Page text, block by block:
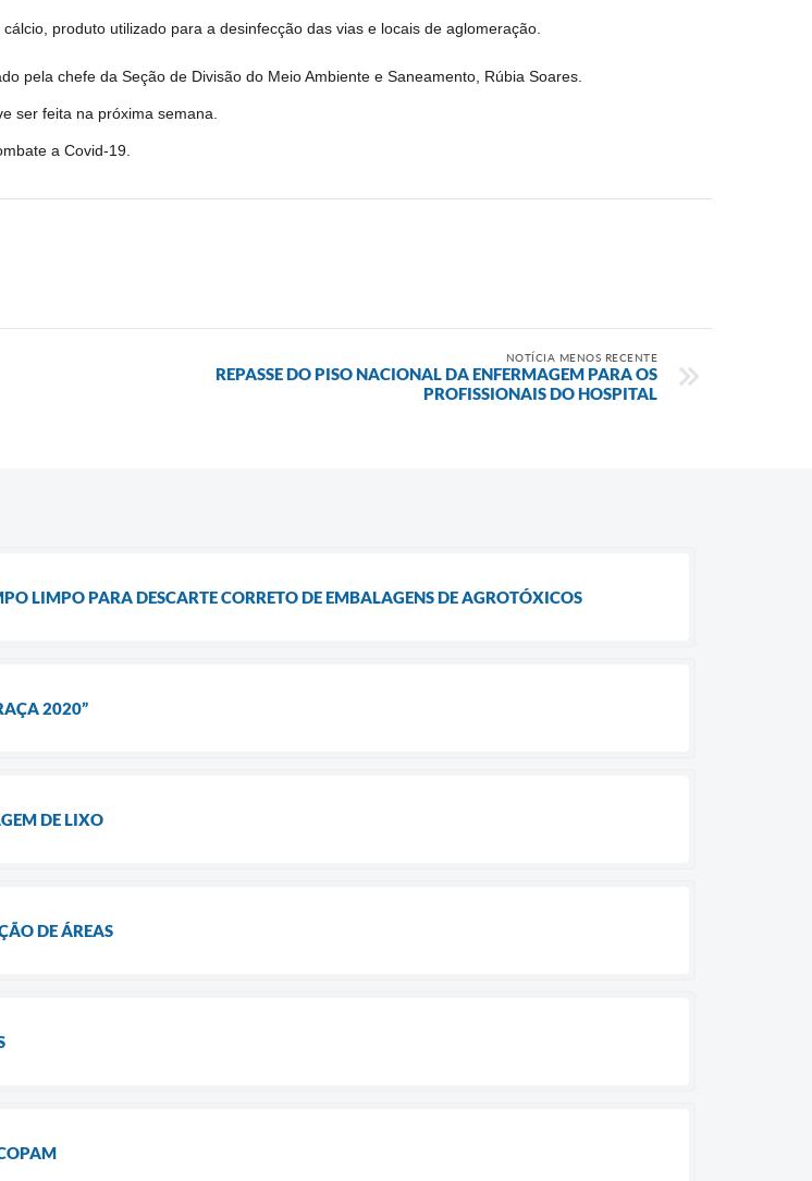
produto utilizado para a desinfecção das vias e locais de aglomeração.
pela chefe da Seção de Divisão do Meio Ambiente e Saneamento, Rúbia Soares.
ser feita na próxima semana.
a Covid-19.
NOTÍCIA MENOS RECENTE
REPASSE DO PISO NACIONAL DA ENFERMAGEM PARA OS
PROFISSIONAIS DO HOSPITAL
LIMPO PARA DESCARTE CORRETO DE EMBALAGENS DE AGROTÓXICOS
2020”
DE LIXO
DE ÁREAS